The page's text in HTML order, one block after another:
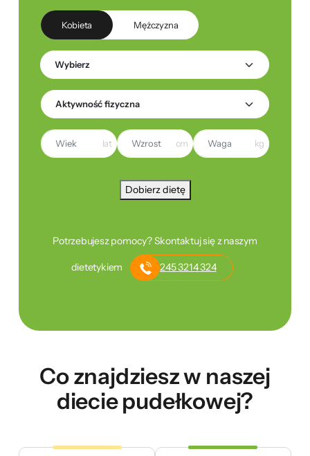
Kobieta Mężczyzna
lat cm kg
Dobierz dietę
Potrzebujesz pomocy? Skontaktuj się z naszym
dietetykiem 245 3214 324
Co znajdziesz w naszej
diecie pudełkowej?